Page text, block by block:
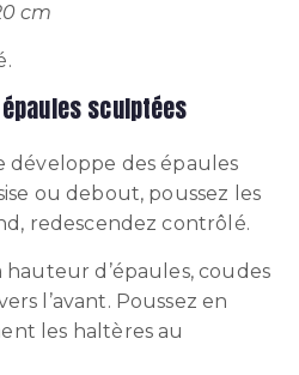
cm
sculptées
développe des épaules
ou debout, poussez les
redescendez contrôlé.
hauteur d’épaules, coudes
l’avant. Poussez en
les haltères au